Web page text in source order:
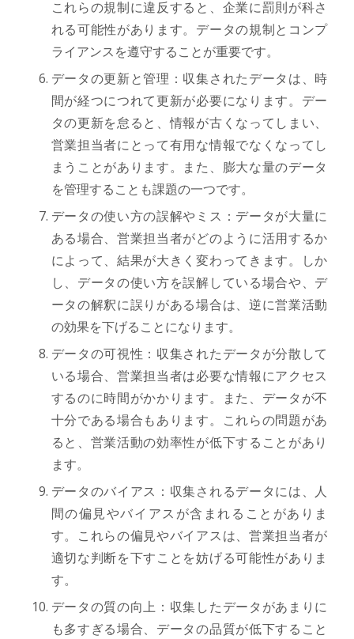
これらの規制に違反すると、企業に罰則が科さ
れる可能性があります。データの規制とコンプ
ライアンスを遵守することが重要です。
データの更新と管理：収集されたデータは、時
間が経つにつれて更新が必要になります。デー
タの更新を怠ると、情報が古くなってしまい、
営業担当者にとって有用な情報でなくなってし
まうことがあります。また、膨大な量のデータ
を管理することも課題の一つです。
データの使い方の誤解やミス：データが大量に
ある場合、営業担当者がどのように活用するか
によって、結果が大きく変わってきます。しか
し、データの使い方を誤解している場合や、デ
ータの解釈に誤りがある場合は、逆に営業活動
の効果を下げることになります。
データの可視性：収集されたデータが分散して
いる場合、営業担当者は必要な情報にアクセス
するのに時間がかかります。また、データが不
十分である場合もあります。これらの問題があ
ると、営業活動の効率性が低下することがあり
ます。
データのバイアス：収集されるデータには、人
間の偏見やバイアスが含まれることがありま
す。これらの偏見やバイアスは、営業担当者が
適切な判断を下すことを妨げる可能性がありま
す。
データの質の向上：収集したデータがあまりに
も多すぎる場合、データの品質が低下すること